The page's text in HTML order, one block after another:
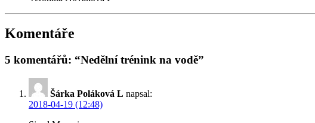
Komentáře
5 komentářů: “Nedělní trénink na vodě”
Šárka Poláková L napsal:
2018-04-19 (12:48)